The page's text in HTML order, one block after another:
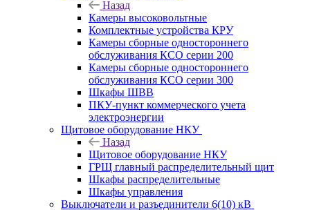
Назад
Камеры высоковольтные
Комплектные устройства КРУ
Камеры сборные одностороннего
обслуживания КСО серии 200
Камеры сборные одностороннего
обслуживания КСО серии 300
Шкафы ШВВ
ПКУ-пункт коммерческого учета
электроэнергии
Щитовое оборудование НКУ
Назад
Щитовое оборудование НКУ
ГРЩ главный распределительный щит
Шкафы распределительные
Шкафы управления
Выключатели и разъединители 6(10) кВ